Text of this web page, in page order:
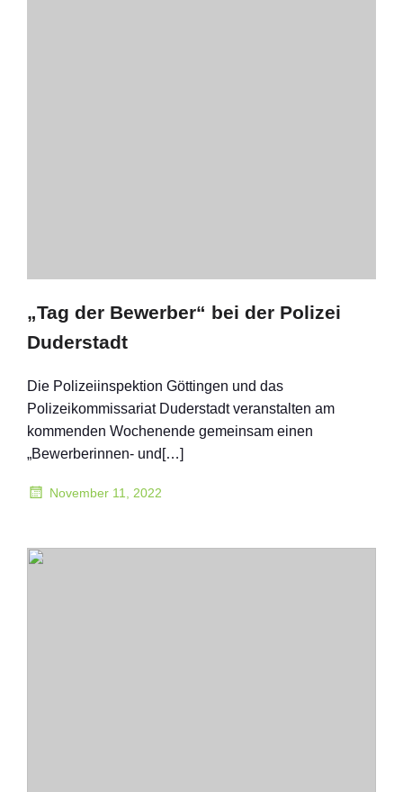
„Tag der Bewerber“ bei der Polizei
Duderstadt
Die Polizeiinspektion Göttingen und das
Polizeikommissariat Duderstadt veranstalten am
kommenden Wochenende gemeinsam einen
„Bewerberinnen- und[…]
November 11, 2022